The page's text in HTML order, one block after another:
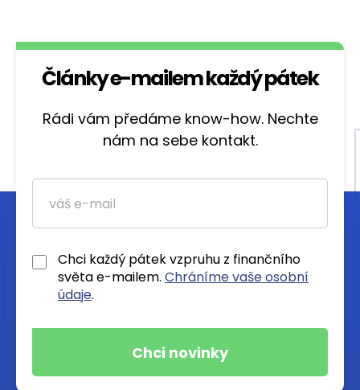
Články e-mailem každý pátek
Rádi vám předáme know-how. Nechte
nám na sebe kontakt.
Chci každý pátek vzpruhu z finančního
světa e-mailem. Chráníme vaše osobní
údaje.